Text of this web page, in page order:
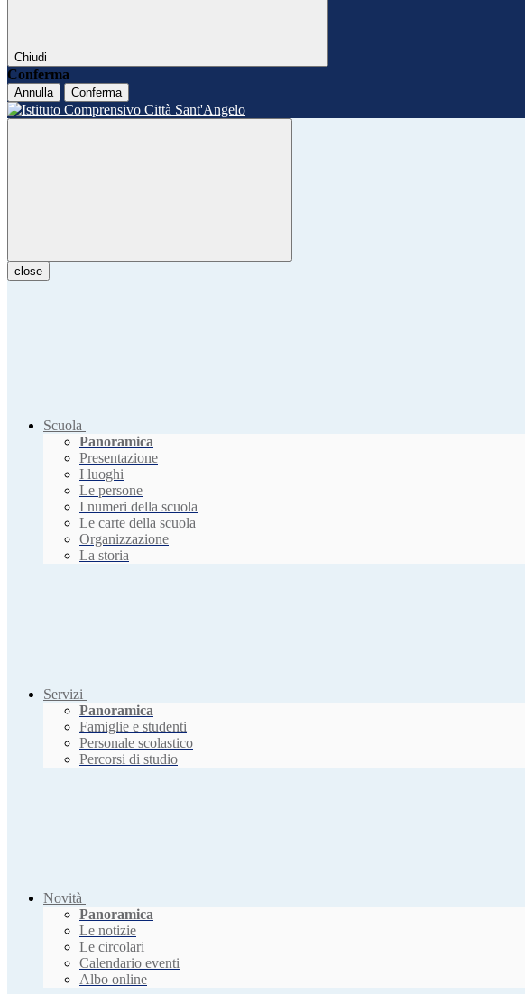
Chiudi
Conferma
Annulla Conferma
close
Scuola
Panoramica
Presentazione
I luoghi
Le persone
I numeri della scuola
Le carte della scuola
Organizzazione
La storia
Servizi
Panoramica
Famiglie e studenti
Personale scolastico
Percorsi di studio
Novità
Panoramica
Le notizie
Le circolari
Calendario eventi
Albo online